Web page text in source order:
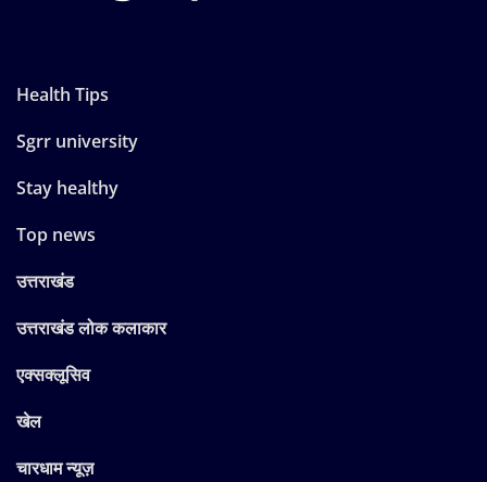
Health Tips
Sgrr university
Stay healthy
Top news
उत्तराखंड
उत्तराखंड लोक कलाकार
एक्सक्लूसिव
खेल
चारधाम न्यूज़